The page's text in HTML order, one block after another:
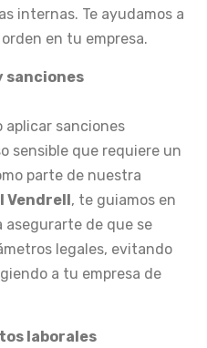
internas. Te ayudamos a
en tu empresa.
sanciones
aplicar sanciones
sensible que requiere un
parte de nuestra
Vendrell, te guiamos en
asegurarte de que se
legales, evitando
a tu empresa de
laborales